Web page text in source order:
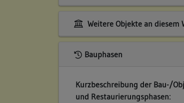
Weitere Objekte an diesem
Bauphasen
Kurzbeschreibung der Bau-/
und Restaurierungsphasen: